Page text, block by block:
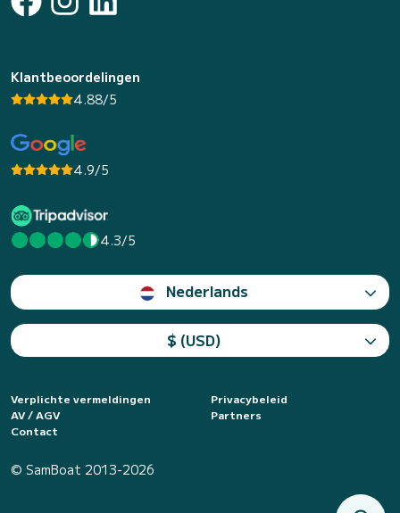
Klantbeoordelingen
4.88/5
4.9/5
4.3/5
Nederlands
$ (USD)
Verplichte vermeldingen
Privacybeleid
AV / AGV
Partners
Contact
© SamBoat 2013-2026